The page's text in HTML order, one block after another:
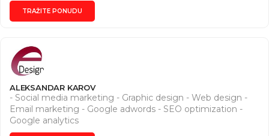
svetsko tržište.
TRAŽITE PONUDU
ALEKSANDAR KAROV
- Social media marketing - Graphic design - Web design -
Email marketing - Google adwords - SEO optimization -
Google analytics